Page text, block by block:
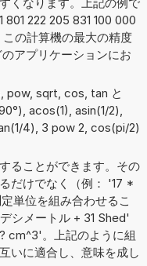
222 205 831 100 000
の計算機の最大の精度
アプリケーションにお
pow, sqrt, cos, tan と
acos(1), asin(1/2),
4), 3 pow 2, cos(pi/2)
ることができます。その
だけでなく（例： '17 *
単位を組み合わせるこ
シメートル + 31 Shed'
cm^3'。上記のように組
いに適合し、意味を成し